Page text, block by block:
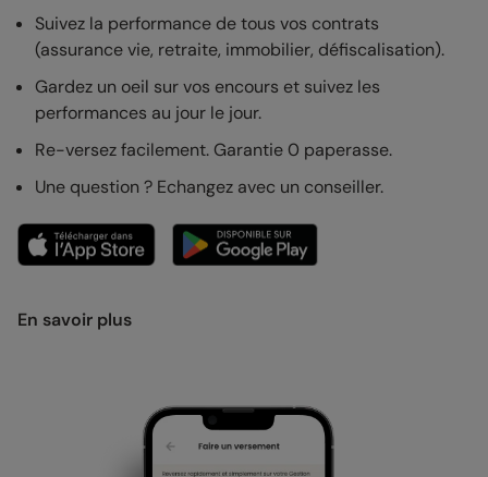
Suivez la performance de tous vos contrats
(assurance vie, retraite, immobilier, défiscalisation).
Gardez un oeil sur vos encours et suivez les
performances au jour le jour.
Re-versez facilement. Garantie 0 paperasse.
Une question ? Echangez avec un conseiller.
En savoir plus